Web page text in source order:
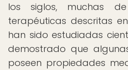
los siglos, muchas
terapéuticas descritas
han sido estudiadas
demostrado que
poseen propiedades